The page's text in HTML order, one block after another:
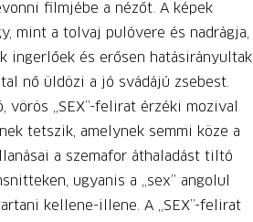
filmjébe a nézőt. A képek
mint a tolvaj pulóvere és nadrágja,
ingerlőek és erősen hatásirányultak
nő üldözi a jó svádájú zsebest.
„SEX”-felirat érzéki mozival
tetszik, amelynek semmi köze a
a szemafor áthaladást tiltó
ugyanis a „sex” angolul
kellene-illene. A „SEX”-felirat